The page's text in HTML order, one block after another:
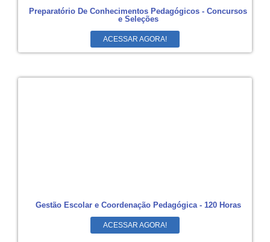
Preparatório De Conhecimentos Pedagógicos - Concursos
e Seleções
ACESSAR AGORA!
Gestão Escolar e Coordenação Pedagógica - 120 Horas
ACESSAR AGORA!